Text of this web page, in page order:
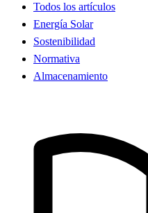
Todos los artículos
Energía Solar
Sostenibilidad
Normativa
Almacenamiento